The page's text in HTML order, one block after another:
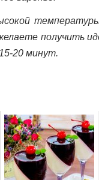
темпер
получить
20 минут.